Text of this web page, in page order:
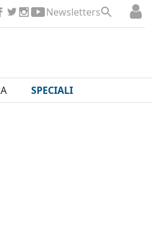
Newsletters
SPECIALI